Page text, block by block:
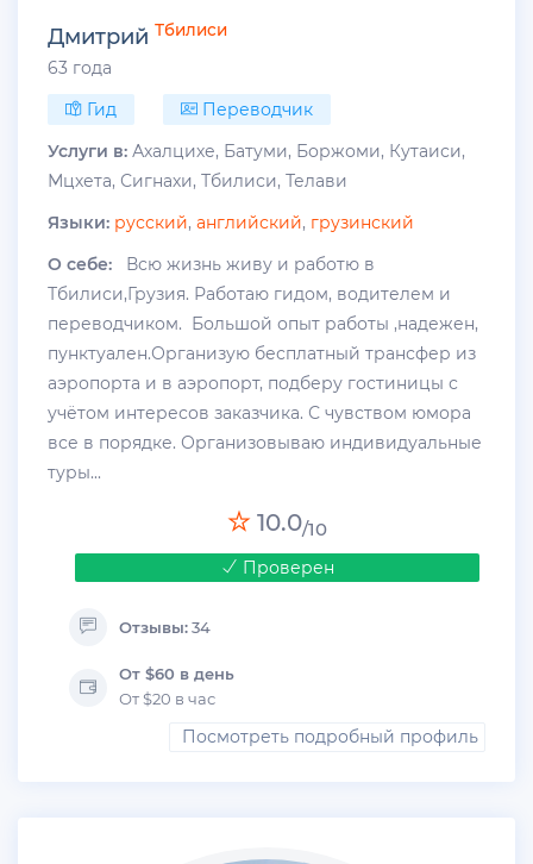
Дмитрий Тбилиси
63 года
Гид
Переводчик
Услуги в: Ахалцихе, Батуми, Боржоми, Кутаиси,
Мцхета, Сигнахи, Тбилиси, Телави
Языки: русский, английский, грузинский
О себе: Всю жизнь живу и работю в
Тбилиси,Грузия. Работаю гидом, водителем и
переводчиком. Большой опыт работы ,надежен,
пунктуален.Организую бесплатный трансфер из
аэропорта и в аэропорт, подберу гостиницы с
учётом интересов заказчика. С чувством юмора
все в порядке. Организовываю индивидуальные
туры...
10.0/10
Проверен
Отзывы:34
От $60 в день
От $20 в час
Посмотреть подробный профиль